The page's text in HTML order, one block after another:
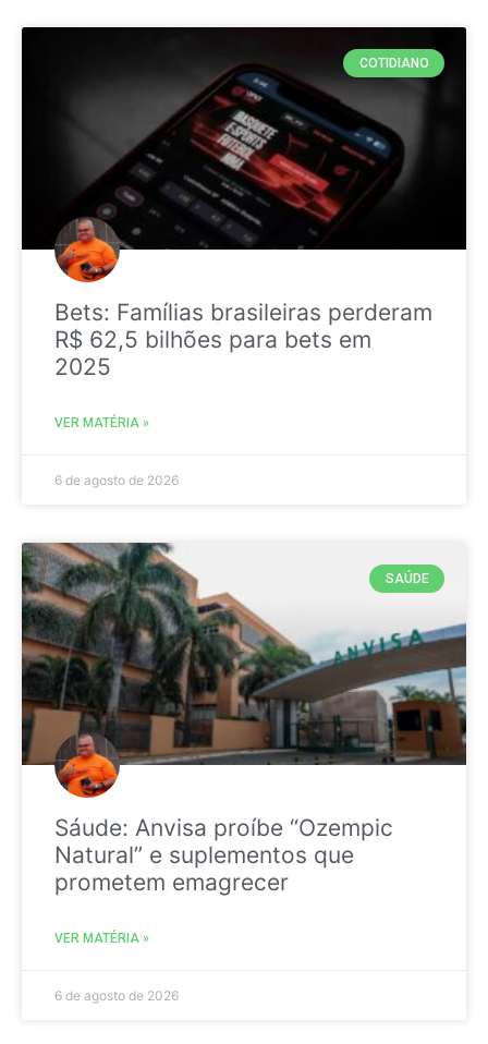
COTIDIANO
Bets: Famílias brasileiras perderam
R$ 62,5 bilhões para bets em
2025
VER MATÉRIA »
6 de agosto de 2026
SAÚDE
Sáude: Anvisa proíbe “Ozempic
Natural” e suplementos que
prometem emagrecer
VER MATÉRIA »
6 de agosto de 2026